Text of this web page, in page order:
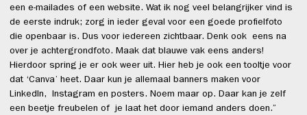
een e-mailades of een website. Wat ik nog veel belangrijker vind is
de eerste indruk; zorg in ieder geval voor een goede profielfoto
die openbaar is. Dus voor iedereen zichtbaar. Denk ook eens na
over je achtergrondfoto. Maak dat blauwe vak eens anders!
Hierdoor spring je er ook weer uit. Hier heb je ook een tooltje voor
dat ‘Canva’ heet. Daar kun je allemaal banners maken voor
LinkedIn, Instagram en posters. Noem maar op. Daar kan je zelf
een beetje freubelen of je laat het door iemand anders doen.”